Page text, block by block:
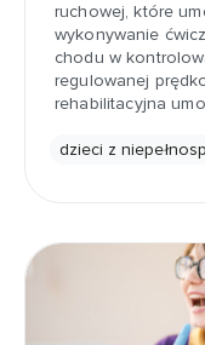
ruchowej, które
wykonywanie
chodu w
regulowanej
rehabilitacyjna
dzieci z